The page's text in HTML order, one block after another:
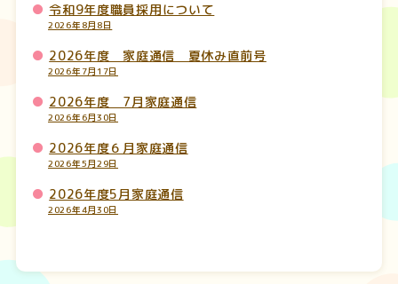
令和9年度職員採用について
2026年8月8日
2026年度 家庭通信 夏休み直前号
2026年7月17日
2026年度 7月家庭通信
2026年6月30日
2026年度６月家庭通信
2026年5月29日
2026年度5月家庭通信
2026年4月30日